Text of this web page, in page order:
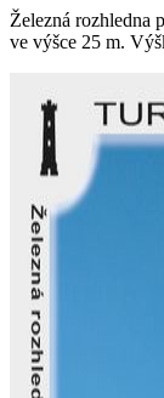
Železná rozhledna
ve výšce 25 m.